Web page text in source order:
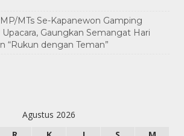
MTs Se-Kapanewon Gamping
Gaungkan Semangat Hari
“Rukun dengan Teman”
Agustus 2026